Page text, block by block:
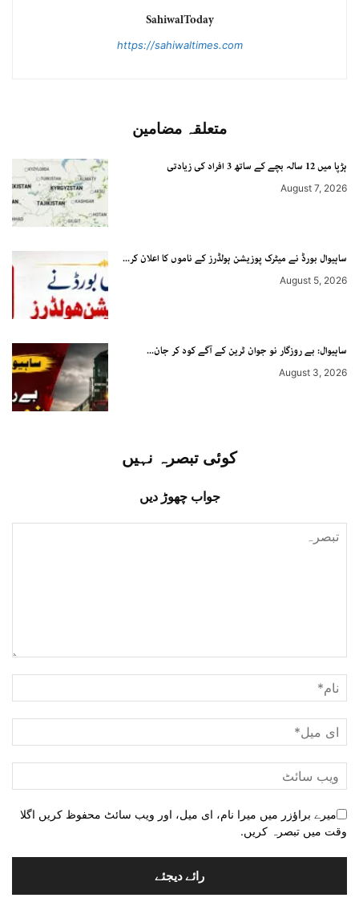
SahiwalToday
https://sahiwaltimes.com
متعلقہ مضامین
ہڑپا میں 12 سالہ بچے کے ساتھ 3 افراد کی زیادتی
August 7, 2026
ساہیوال بورڈ نے میٹرک پوزیشن ہولڈرز کے ناموں کا اعلان کر...
August 5, 2026
ساہیوال: بے روزگار نو جوان ٹرین کے آگے کود کر جان...
August 3, 2026
کوئی تبصرہ نہیں
جواب چھوڑ دیں
میرے براؤزر میں میرا نام، ای میل، اور ویب سائٹ محفوظ کریں اگلا
وقت میں تبصرہ کریں.